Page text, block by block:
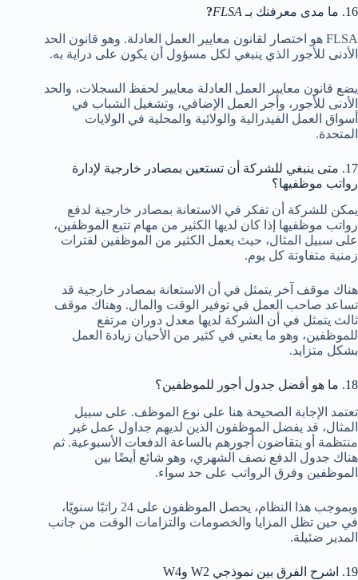
16. ما مدى معرفتك بـ FLSA
?
FLSA هو اختصار لقانون معايير العمل العادلة. وهو قانون الحد
الأدنى للأجور الذي ينبغي لكل مسؤول أن يكون على دراية به.
يضع قانون معايير العمل العادلة معايير لحفظ السجلات، والحد
الأدنى للأجور، وأجر العمل الإضافي، وتشغيل الشباب في
أسواق العمل الفيدرالية والولائية والمحلية في الولايات
المتحدة.
17. متى ينبغي للشركة أن تستعين بمصادر خارجية لإدارة
رواتب موظفيها؟
يمكن للشركة أن تفكر في الاستعانة بمصادر خارجية لدفع
رواتب موظفيها إذا كان لديها الكثير من مهام تتبع الموظفين،
على سبيل المثال، حيث يعمل الكثير من الموظفين لفترات
زمنية متفاوتة كل يوم.
هناك موقف آخر يتمثل في أن الاستعانة بمصادر خارجية قد
تساعد صاحب العمل في توفير الوقت والمال. وهناك موقف
ثالث يتمثل في أن الشركة لديها معدل دوران مرتفع
للموظفين، وهو ما يعني في كثير من الأحيان زيادة العمل
بشكل متزايد.
18. ما هو أفضل جدول أجور للموظفين؟
تعتمد الإجابة الصحيحة هنا على نوع الموظف. على سبيل
المثال، قد يفضل الموظفون الذين لديهم جداول عمل غير
منتظمة أو يتقاضون أجورهم بالساعة الدفعات الأسبوعية. ثم
هناك جدول الدفع نصف الشهري، وهو شائع أيضًا بين
الموظفين وفرق الرواتب على حد سواء.
وبموجب هذا النظام، يحصل الموظفون على 24 راتبًا سنويًا،
في حين تظل المزايا والخصومات والتزامات الوقت من جانب
المدير ضئيلة.
19. اشرح الفرق بين نموذجي W2 وW4